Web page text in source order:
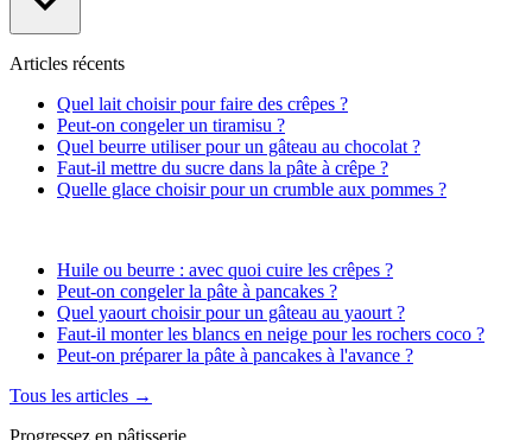
Articles récents
Quel lait choisir pour faire des crêpes ?
Peut-on congeler un tiramisu ?
Quel beurre utiliser pour un gâteau au chocolat ?
Faut-il mettre du sucre dans la pâte à crêpe ?
Quelle glace choisir pour un crumble aux pommes ?
Huile ou beurre : avec quoi cuire les crêpes ?
Peut-on congeler la pâte à pancakes ?
Quel yaourt choisir pour un gâteau au yaourt ?
Faut-il monter les blancs en neige pour les rochers coco ?
Peut-on préparer la pâte à pancakes à l'avance ?
Tous les articles →
Progressez en pâtisserie